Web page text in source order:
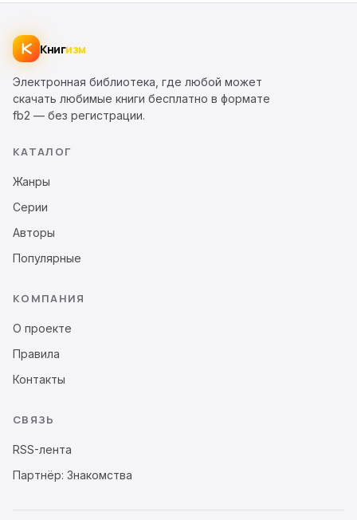
Книгизм
Электронная библиотека, где любой может
скачать любимые книги бесплатно в формате
fb2 — без регистрации.
КАТАЛОГ
Жанры
Серии
Авторы
Популярные
КОМПАНИЯ
О проекте
Правила
Контакты
СВЯЗЬ
RSS-лента
Партнёр: Знакомства